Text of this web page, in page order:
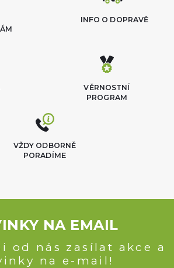
INFO O DOPRAVĚ
VĚRNOSTNÍ
PROGRAM
VŽDY ODBORNĚ
PORADÍME
NA EMAIL
od nás zasílat akce a
na e-mail!